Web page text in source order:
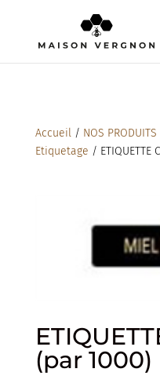
Accueil/ NOS PRODUITS
Etiquetage / ETIQUETTE
(par 1000)